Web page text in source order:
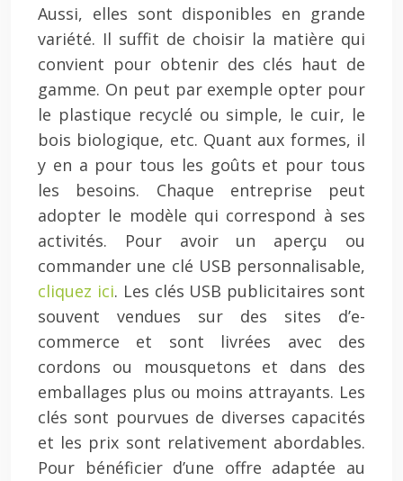
Aussi, elles sont disponibles en grande
variété. Il suffit de choisir la matière qui
convient pour obtenir des clés haut de
gamme. On peut par exemple opter pour
le plastique recyclé ou simple, le cuir, le
bois biologique, etc. Quant aux formes, il
y en a pour tous les goûts et pour tous
les besoins. Chaque entreprise peut
adopter le modèle qui correspond à ses
activités. Pour avoir un aperçu ou
commander une clé USB personnalisable,
cliquez ici. Les clés USB publicitaires sont
souvent vendues sur des sites d’e-
commerce et sont livrées avec des
cordons ou mousquetons et dans des
emballages plus ou moins attrayants. Les
clés sont pourvues de diverses capacités
et les prix sont relativement abordables.
Pour bénéficier d’une offre adaptée au